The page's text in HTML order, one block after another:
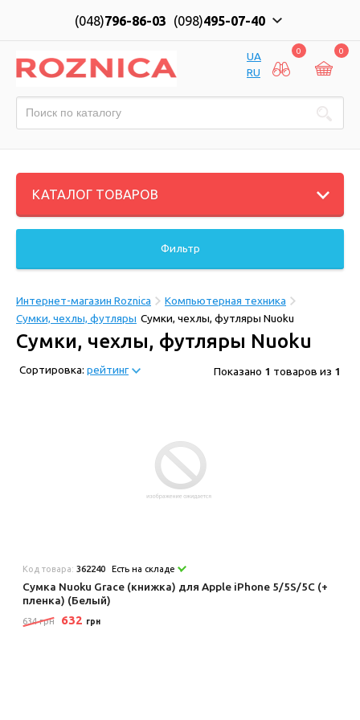
(048)796-86-03 (098)495-07-40
UA
RU
0 0
КАТАЛОГ ТОВАРОВ
Фильтр
Интернет-магазин Roznica
Компьютерная техника
Сумки, чехлы, футляры Сумки, чехлы, футляры Nuoku
Сумки, чехлы, футляры Nuoku
Сортировка: рейтинг Показано 1 товаров из 1
Код товара:362240 Есть на складе
Сумка Nuoku Grace (книжка) для Apple iPhone 5/5S/5C (+
пленка) (Белый)
634 грн 632 грн